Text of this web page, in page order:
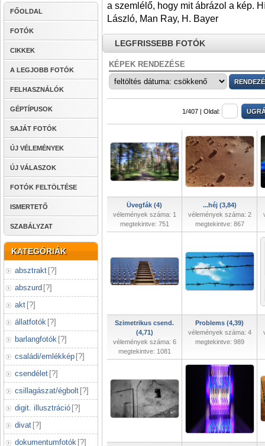
FŐOLDAL
FOTÓK
CIKKEK
A LEGJOBB FOTÓK
FELHASZNÁLÓK
GÉPTÍPUSOK
SAJÁT FOTÓK
ÚJ VÉLEMÉNYEK
ÚJ VÁLASZOK
FOTÓK FELTÖLTÉSE
ISMERTETŐ
SZABÁLYZAT
KATEGÓRIÁK
absztrakt [?]
abszurd [?]
akt [?]
állatfotók [?]
barlangfotók [?]
családi/emlékkép [?]
csendélet [?]
csillagászat/égbolt [?]
digit. illusztráció [?]
divat [?]
dokumentumfotók [?]
a szemlélő, hogy mit ábrázol a kép.
László, Man Ray, H. Bayer
LEGFRISSEBB FOTÓK
KÉPEK RENDEZÉSE
1/407 | Oldal:
Üvegfák (4)
vélemények száma: 1
megtekintve: 751
...héj (3,84)
vélemények száma: 2
megtekintve: 867
Szimetrikus csend.
(4,71)
vélemények száma: 6
megtekintve: 1081
Problems (4,39)
vélemények száma: 4
megtekintve: 989